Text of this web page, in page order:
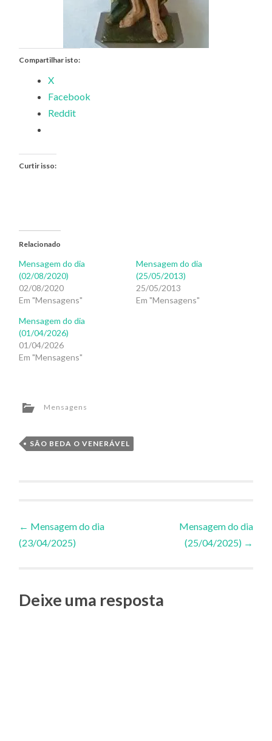
Compartilhar isto:
X
Facebook
Reddit
Curtir isso:
Relacionado
Mensagem do dia
(02/08/2020)
02/08/2020
Em "Mensagens"
Mensagem do dia
(25/05/2013)
25/05/2013
Em "Mensagens"
Mensagem do dia
(01/04/2026)
01/04/2026
Em "Mensagens"
Mensagens
SÃO BEDA O VENERÁVEL
Navegação
de
Posts
← Mensagem do dia
(23/04/2025)
Mensagem do dia
(25/04/2025) →
Deixe uma resposta